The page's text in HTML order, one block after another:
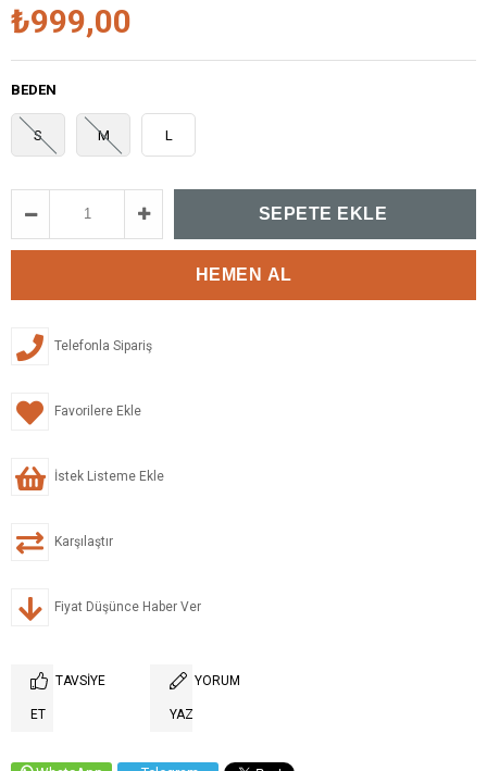
₺999,00
BEDEN
S M L
Telefonla Sipariş
Favorilere Ekle
İstek Listeme Ekle
Karşılaştır
Fiyat Düşünce Haber Ver
TAVSIYE
ET
YORUM
YAZ